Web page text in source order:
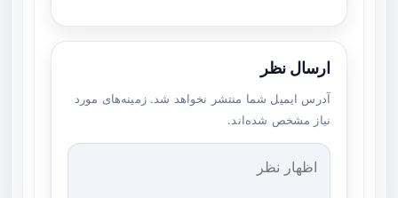
ارسال نظر
آدرس ایمیل شما منتشر نخواهد شد. زمینه‌های مورد
نیاز مشخص شده‌اند.